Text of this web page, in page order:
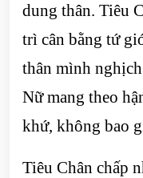
dung thân. Tiêu
trì cân bằng tứ
thân mình
Nữ mang theo
khứ, không bao
Tiêu Chân chấp